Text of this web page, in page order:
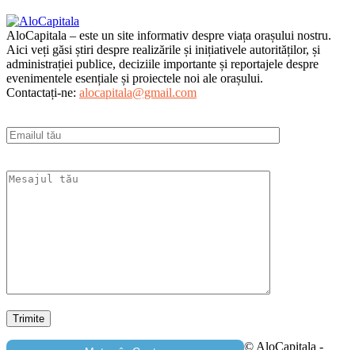
AloCapitala – este un site informativ despre viața orașului nostru.
Aici veți găsi știri despre realizările și inițiativele autorităților, și
administrației publice, deciziile importante și reportajele despre
evenimentele esențiale și proiectele noi ale orașului.
Contactați-ne: alocapitala@gmail.com
© AloCapitala -